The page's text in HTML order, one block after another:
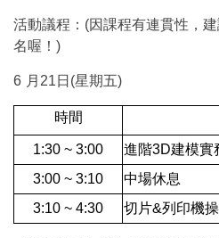
活動議程：(因課程有連貫性，
名喔！)
6 月21日(星期五)
時間
1:30 ~ 3:00
進階3D建模實
3:00 ~ 3:10
中場休息
3:10 ~ 4:30
切片&列印機